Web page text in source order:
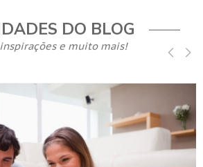
DO BLOG
e muito mais!